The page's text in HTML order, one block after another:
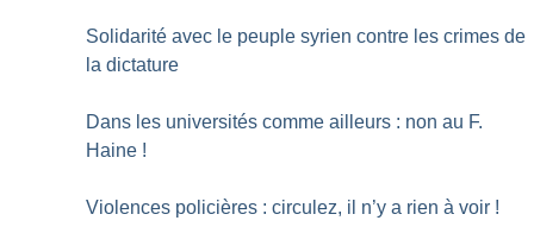
Solidarité avec le peuple syrien contre les crimes de
la dictature
Dans les universités comme ailleurs : non au F.
Haine !
Violences policières : circulez, il n’y a rien à voir !